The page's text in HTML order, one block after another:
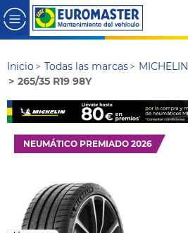
Inicio Todas las marcas MICHELIN
265/35 R19 98Y
NEUMÁTICO PREMIADO 2026